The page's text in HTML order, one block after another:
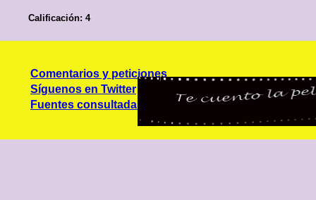
Calificación: 4
Comentarios y peticiones
Síguenos en Twitter
Fuentes consultadas